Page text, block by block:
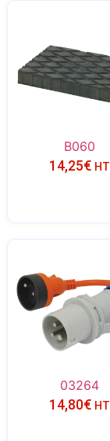
B060
14,25€ HT
03264
14,80€ HT